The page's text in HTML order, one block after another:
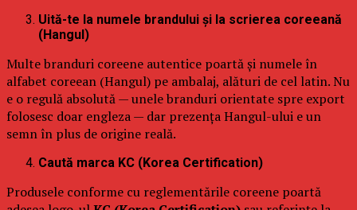
Uită-te la numele brandului și la scrierea coreeană
(Hangul)
Multe branduri coreene autentice poartă și numele în
alfabet coreean (Hangul) pe ambalaj, alături de cel latin. Nu
e o regulă absolută — unele branduri orientate spre export
folosesc doar engleza — dar prezența Hangul-ului e un
semn în plus de origine reală.
Caută marca KC (Korea Certification)
Produsele conforme cu reglementările coreene poartă